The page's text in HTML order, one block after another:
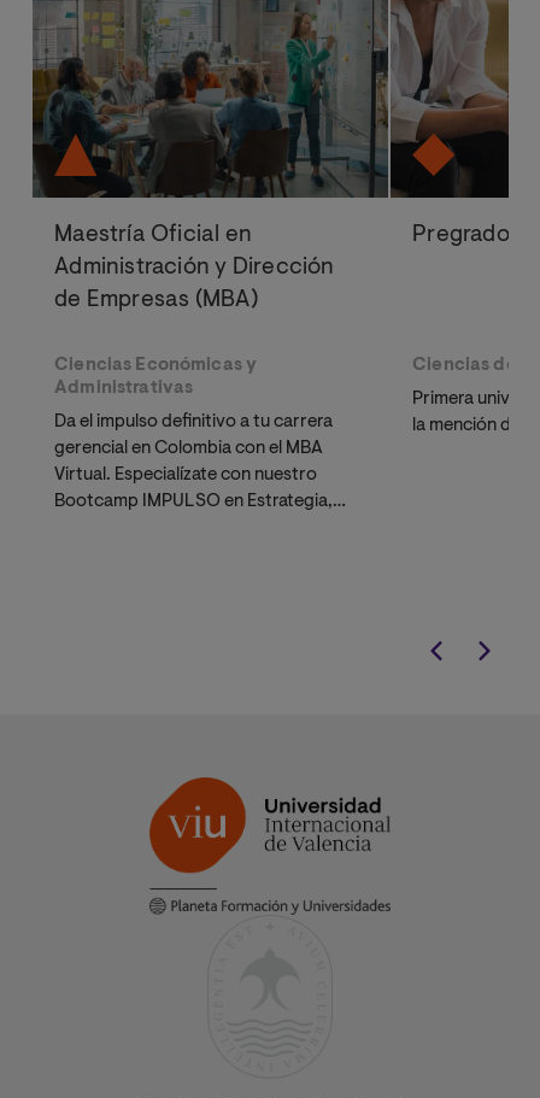
Maestría Oficial en
Administración y Dirección
de Empresas (MBA)
Ciencias Económicas y
Administrativas
Da el impulso definitivo a tu carrera
gerencial en Colombia con el MBA
Virtual. Especialízate con nuestro
Bootcamp IMPULSO en Estrategia,
Pregrado
Ciencias de
Primera
la mención de